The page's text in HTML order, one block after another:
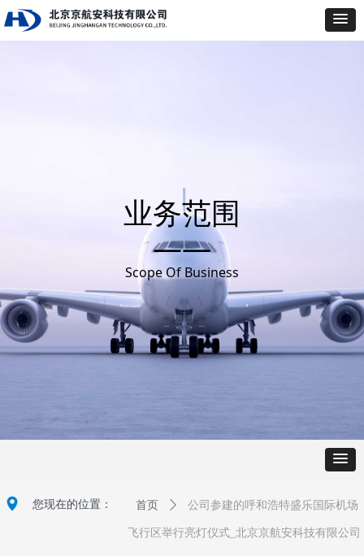
业务范围
——
Scope Of Business
넹 您现在的位置： 首页 ꄲ 公司参建的呼和浩特盛乐国际机场
飞行区举行亮灯仪式_北京京航安科技有限公司